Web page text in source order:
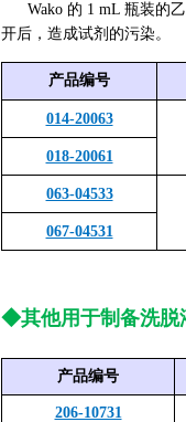
Wako 的 1 mL 瓶装的
开后，造成试剂的污染。
产品编号
014-20063
018-20061
063-04533
067-04531
◆其他用于制备洗脱
产品编号
206-10731